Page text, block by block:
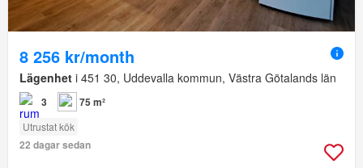
8 256 kr/month
Lägenhet i 451 30, Uddevalla kommun, Västra Götalands län
3 75 m²
Utrustat kök
22 dagar sedan